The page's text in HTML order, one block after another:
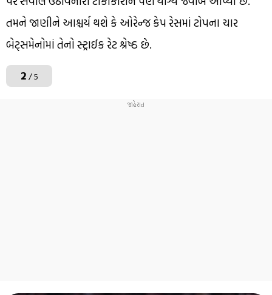
તમને જાણીને આશ્ચર્ય થશે કે ઓરેન્જ કેપ રેસમાં ટોપના ચાર
બેટ્સમેનોમાં તેનો સ્ટ્રાઈક રેટ શ્રેષ્ઠ છે.
2/ 5